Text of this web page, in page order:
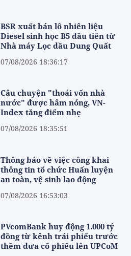
BSR xuất bán lô nhiên liệu
Diesel sinh học B5 đầu tiên từ
Nhà máy Lọc dầu Dung Quất
07/08/2026 18:36:17
Câu chuyện "thoái vốn nhà
nước" được hâm nóng, VN-
Index tăng điểm nhẹ
07/08/2026 18:35:51
Thông báo về việc công khai
thông tin tổ chức Huấn luyện
an toàn, vệ sinh lao động
07/08/2026 16:53:03
PVcomBank huy động 1.000 tỷ
đồng từ kênh trái phiếu trước
thềm đưa cổ phiếu lên UPCoM